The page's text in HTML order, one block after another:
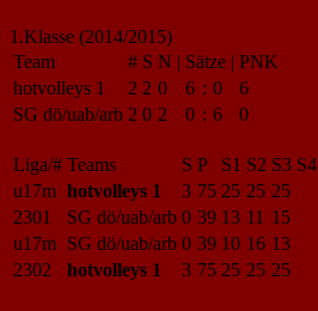
1.Klasse (2014/2015)
Team
# S N | Sätze | PNK
hotvolleys 1
2 2 0 6 : 0
6
SG dö/uab/arb 2 0 2 0 : 6 0
Liga/# Teams S P S1 S2 S3 S4
u17m hotvolleys 1 3 75 25 25 25
2301
SG dö/uab/arb 0 39 13 11 15
u17m SG dö/uab/arb 0 39 10 16 13
2302
hotvolleys 1 3 75 25 25 25